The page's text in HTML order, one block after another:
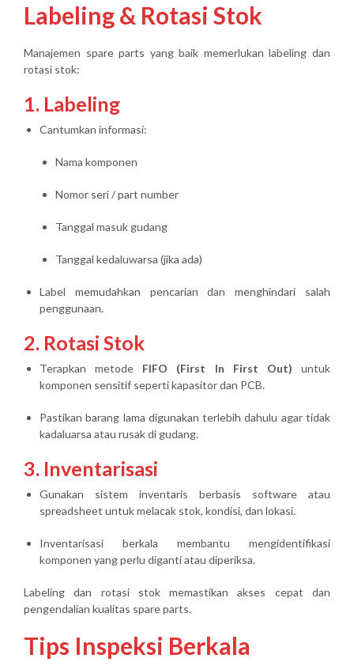
Labeling & Rotasi Stok
Manajemen spare parts yang baik memerlukanlabeling dan
rotasi stok:
1. Labeling
Cantumkan informasi:
Nama komponen
Nomor seri / part number
Tanggal masuk gudang
Tanggal kedaluwarsa (jika ada)
Label memudahkan pencarian dan menghindari salah
penggunaan.
2. Rotasi Stok
Terapkan metode FIFO (First In First Out) untuk
komponen sensitif seperti kapasitor dan PCB.
Pastikan barang lama digunakan terlebih dahulu agar tidak
kadaluarsa atau rusak di gudang.
3. Inventarisasi
Gunakan sistem inventaris berbasis software atau
spreadsheet untuk melacak stok, kondisi, dan lokasi.
Inventarisasi berkala membantu mengidentifikasi
komponen yang perlu diganti atau diperiksa.
Labeling dan rotasi stok memastikanakses cepat dan
pengendalian kualitas spare parts.
Tips Inspeksi Berkala